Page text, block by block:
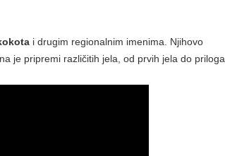
i drugim regionalnim imenima. Njihovo
je pripremi različitih jela, od prvih jela do priloga.